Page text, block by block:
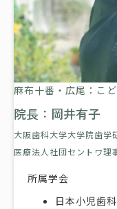
麻布十番・広尾：こ
院長：岡井有子
大阪歯科大学大学院歯学
医療法人社団セントワ理
所属学会
日本小児歯